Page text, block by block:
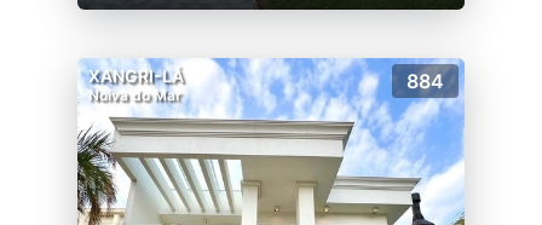
XANGRI-LÁ
Noiva do Mar
884